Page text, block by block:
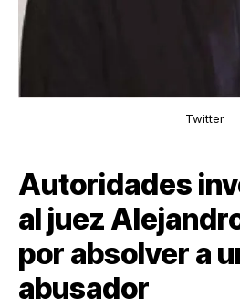
Twitter
Autoridades
al juez
por absolver a
abusador